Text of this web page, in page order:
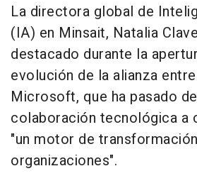
La directora global de
(IA) en Minsait, Natalia
destacado durante la
evolución de la alianza
Microsoft, que ha pasado
colaboración tecnológica a
"un motor de
organizaciones".